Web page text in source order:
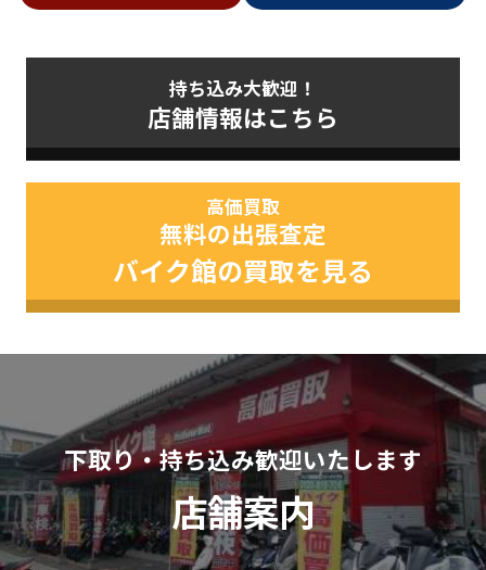
持ち込み大歓迎！
店舗情報はこちら
高価買取
無料の出張査定
バイク館の買取を見る
下取り・持ち込み歓迎いたします
店舗案内